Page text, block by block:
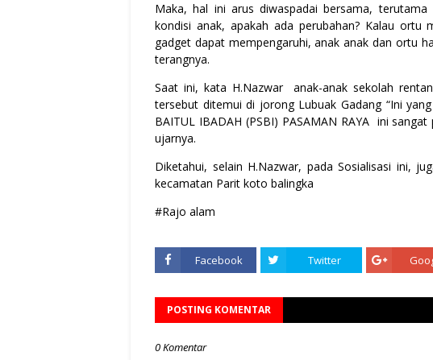
Maka, hal ini arus diwaspadai bersama,
kondisi anak, apakah ada perubahan? Kalau
gadget dapat mempengaruhi, anak anak dan ortu
terangnya.
Saat ini, kata H.Nazwar anak-anak sekolah
tersebut ditemui di jorong Lubuak Gadang “Ini
BAITUL IBADAH (PSBI) PASAMAN RAYA ini
ujarnya.
Diketahui, selain H.Nazwar, pada Sosialisasi ini,
kecamatan Parit koto balingka
#Rajo alam
Facebook Twitter
POSTING KOMENTAR
0 Komentar